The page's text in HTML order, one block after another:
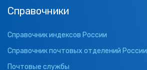
Справочники
Справочник индексов России
Справочник почтовых отделений России
Почтовые службы